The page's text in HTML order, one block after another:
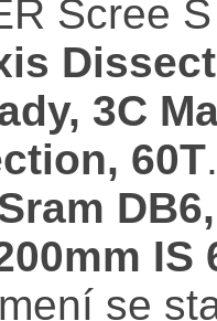
Scree
3C
60T
se